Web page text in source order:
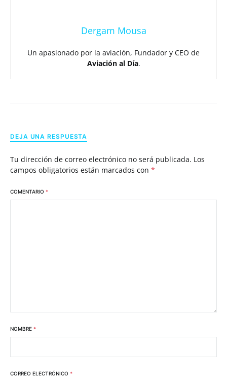
Dergam Mousa
Un apasionado por la aviación, Fundador y CEO de
Aviación al Día.
DEJA UNA RESPUESTA
Tu dirección de correo electrónico no será publicada. Los
campos obligatorios están marcados con *
COMENTARIO *
NOMBRE *
CORREO ELECTRÓNICO *